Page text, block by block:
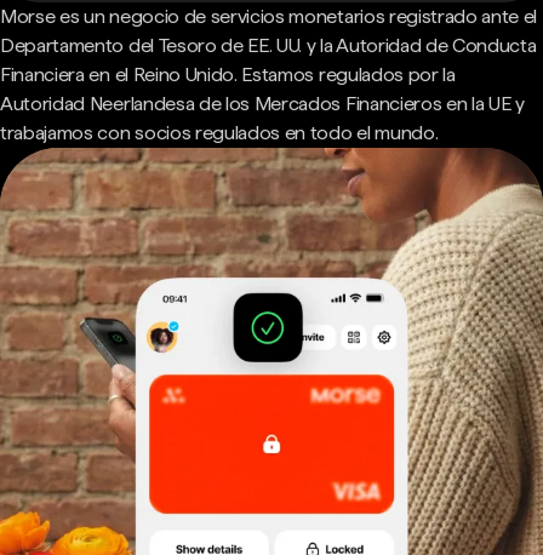
Morse es un negocio de servicios monetarios registrado ante el
Departamento del Tesoro de EE. UU. y la Autoridad de Conducta
Financiera en el Reino Unido. Estamos regulados por la
Autoridad Neerlandesa de los Mercados Financieros en la UE y
trabajamos con socios regulados en todo el mundo.